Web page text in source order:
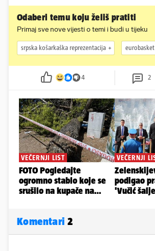
Odaberi temu koju želiš pratiti
Primaj sve nove vijesti o temi i budi u tijeku
srpska košarkaška reprezentacija eurobasket
4 2
Komentari 2